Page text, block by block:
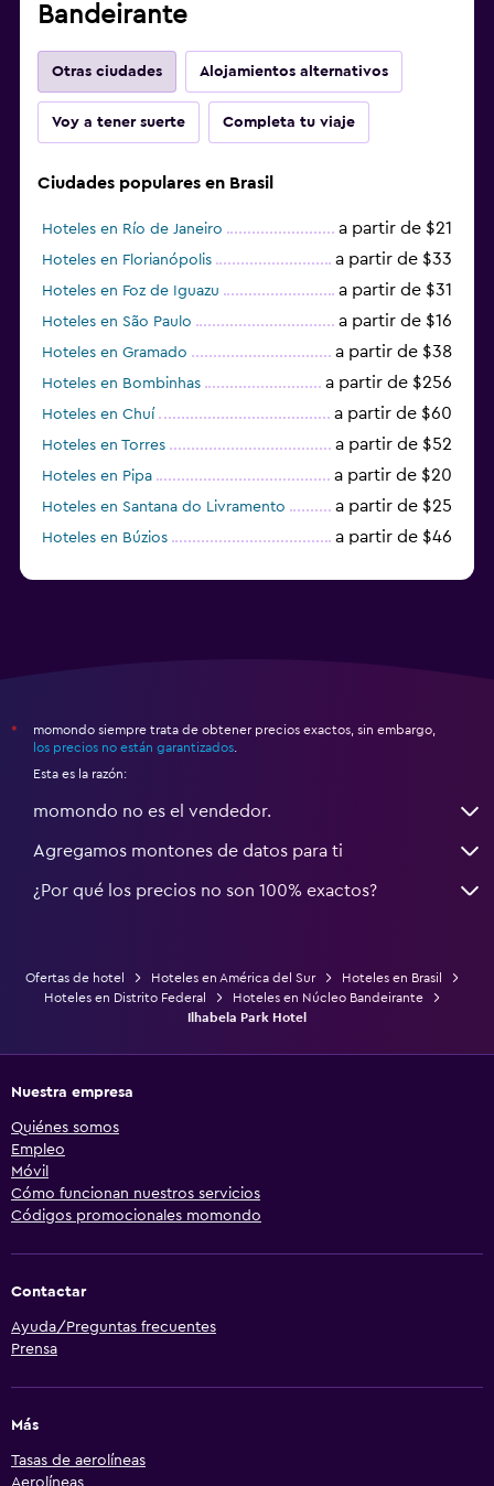
Bandeirante
Otras ciudades Alojamientos alternativos
Voy a tener suerte Completa tu viaje
Ciudades populares en Brasil
Hoteles en Río de Janeiro a partir de $21
Hoteles en Florianópolis a partir de $33
Hoteles en Foz de Iguazu a partir de $31
Hoteles en São Paulo a partir de $16
Hoteles en Gramado a partir de $38
Hoteles en Bombinhas a partir de $256
Hoteles en Chuí a partir de $60
Hoteles en Torres a partir de $52
Hoteles en Pipa a partir de $20
Hoteles en Santana do Livramento a partir de $25
Hoteles en Búzios a partir de $46
*
momondo siempre trata de obtener precios exactos, sin embargo,
los precios no están garantizados
Esta es la razón:
momondo no es el vendedor.
Agregamos montones de datos para ti
¿Por qué los precios no son 100% exactos?
Ofertas de hotel Hoteles en América del Sur
Hoteles en Brasil
Hoteles en Distrito Federal
Hoteles en Núcleo Bandeirante
Ilhabela Park Hotel
Nuestra empresa
Quiénes somos
Empleo
Móvil
Cómo funcionan nuestros servicios
Códigos promocionales momondo
Contactar
Ayuda/Preguntas frecuentes
Prensa
Más
Tasas de aerolíneas
Aerolíneas